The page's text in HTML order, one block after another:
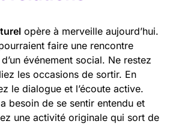
opère à merveille aujourd’hui.
faire une rencontre
événement social. Ne restez
les occasions de sortir. En
le dialogue et l’écoute active.
besoin de se sentir entendu et
une activité originale qui sort de